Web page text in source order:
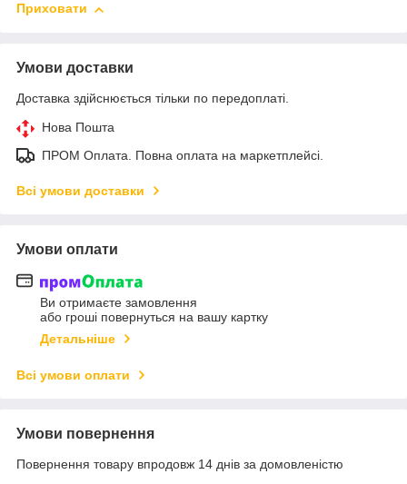
Приховати
Умови доставки
Доставка здійснюється тільки по передоплаті.
Нова Пошта
ПРОМ Оплата. Повна оплата на маркетплейсі.
Всі умови доставки
Умови оплати
Ви отримаєте замовлення
або гроші повернуться на вашу картку
Детальніше
Всі умови оплати
Умови повернення
Повернення товару впродовж 14 днів за домовленістю